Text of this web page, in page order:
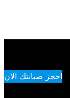
احجز صيانتك الان